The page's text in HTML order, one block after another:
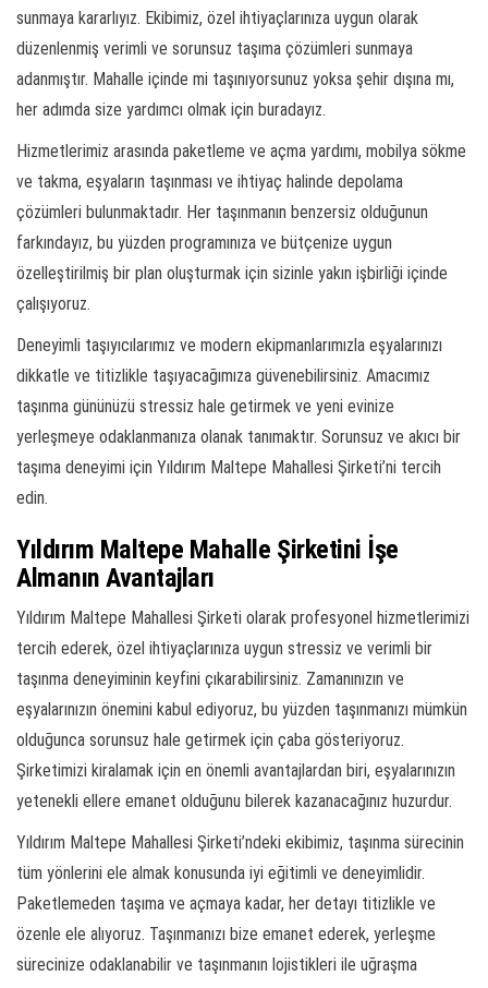
sunmaya kararlıyız. Ekibimiz, özel ihtiyaçlarınıza uygun olarak
düzenlenmiş verimli ve sorunsuz taşıma çözümleri sunmaya
adanmıştır. Mahalle içinde mi taşınıyorsunuz yoksa şehir dışına mı,
her adımda size yardımcı olmak için buradayız.
Hizmetlerimiz arasında paketleme ve açma yardımı, mobilya sökme
ve takma, eşyaların taşınması ve ihtiyaç halinde depolama
çözümleri bulunmaktadır. Her taşınmanın benzersiz olduğunun
farkındayız, bu yüzden programınıza ve bütçenize uygun
özelleştirilmiş bir plan oluşturmak için sizinle yakın işbirliği içinde
çalışıyoruz.
Deneyimli taşıyıcılarımız ve modern ekipmanlarımızla eşyalarınızı
dikkatle ve titizlikle taşıyacağımıza güvenebilirsiniz. Amacımız
taşınma gününüzü stressiz hale getirmek ve yeni evinize
yerleşmeye odaklanmanıza olanak tanımaktır. Sorunsuz ve akıcı bir
taşıma deneyimi için Yıldırım Maltepe Mahallesi Şirketi’ni tercih
edin.
Yıldırım Maltepe Mahalle Şirketini İşe
Almanın Avantajları
Yıldırım Maltepe Mahallesi Şirketi olarak profesyonel hizmetlerimizi
tercih ederek, özel ihtiyaçlarınıza uygun stressiz ve verimli bir
taşınma deneyiminin keyfini çıkarabilirsiniz. Zamanınızın ve
eşyalarınızın önemini kabul ediyoruz, bu yüzden taşınmanızı mümkün
olduğunca sorunsuz hale getirmek için çaba gösteriyoruz.
Şirketimizi kiralamak için en önemli avantajlardan biri, eşyalarınızın
yetenekli ellere emanet olduğunu bilerek kazanacağınız huzurdur.
Yıldırım Maltepe Mahallesi Şirketi’ndeki ekibimiz, taşınma sürecinin
tüm yönlerini ele almak konusunda iyi eğitimli ve deneyimlidir.
Paketlemeden taşıma ve açmaya kadar, her detayı titizlikle ve
özenle ele alıyoruz. Taşınmanızı bize emanet ederek, yerleşme
sürecinize odaklanabilir ve taşınmanın lojistikleri ile uğraşma